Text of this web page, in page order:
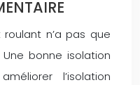
n’a pas que
bonne isolation
l’isolation